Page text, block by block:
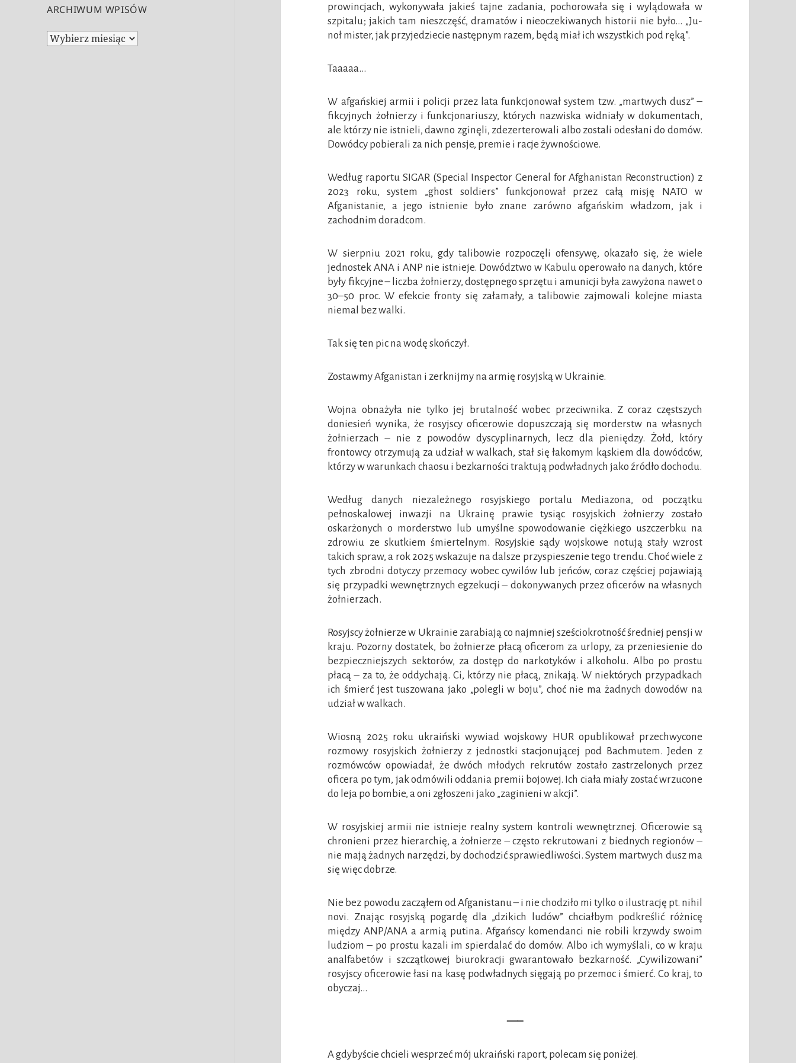
ARCHIWUM WPISÓW
Archiwum
prowincjach, wykonywała jakieś tajne zadania, pochorowała się i wylądowała w
szpitalu; jakich tam nieszczęść, dramatów i nieoczekiwanych historii nie było… „Ju-
noł mister, jak przyjedziecie następnym razem, będą miał ich wszystkich pod ręką”.
Taaaaa…
W afgańskiej armii i policji przez lata funkcjonował system tzw. „martwych dusz” –
fikcyjnych żołnierzy i funkcjonariuszy, których nazwiska widniały w dokumentach,
ale którzy nie istnieli, dawno zginęli, zdezerterowali albo zostali odesłani do domów.
Dowódcy pobierali za nich pensje, premie i racje żywnościowe.
Według raportu SIGAR (Special Inspector General for Afghanistan Reconstruction) z
2023 roku, system „ghost soldiers” funkcjonował przez całą misję NATO w
Afganistanie, a jego istnienie było znane zarówno afgańskim władzom, jak i
zachodnim doradcom.
W sierpniu 2021 roku, gdy talibowie rozpoczęli ofensywę, okazało się, że wiele
jednostek ANA i ANP nie istnieje. Dowództwo w Kabulu operowało na danych, które
były fikcyjne – liczba żołnierzy, dostępnego sprzętu i amunicji była zawyżona nawet o
30–50 proc. W efekcie fronty się załamały, a talibowie zajmowali kolejne miasta
niemal bez walki.
Tak się ten pic na wodę skończył.
Zostawmy Afganistan i zerknijmy na armię rosyjską w Ukrainie.
Wojna obnażyła nie tylko jej brutalność wobec przeciwnika. Z coraz częstszych
doniesień wynika, że rosyjscy oficerowie dopuszczają się morderstw na własnych
żołnierzach – nie z powodów dyscyplinarnych, lecz dla pieniędzy. Żołd, który
frontowcy otrzymują za udział w walkach, stał się łakomym kąskiem dla dowódców,
którzy w warunkach chaosu i bezkarności traktują podwładnych jako źródło dochodu.
Według danych niezależnego rosyjskiego portalu Mediazona, od początku
pełnoskalowej inwazji na Ukrainę prawie tysiąc rosyjskich żołnierzy zostało
oskarżonych o morderstwo lub umyślne spowodowanie ciężkiego uszczerbku na
zdrowiu ze skutkiem śmiertelnym. Rosyjskie sądy wojskowe notują stały wzrost
takich spraw, a rok 2025 wskazuje na dalsze przyspieszenie tego trendu. Choć wiele z
tych zbrodni dotyczy przemocy wobec cywilów lub jeńców, coraz częściej pojawiają
się przypadki wewnętrznych egzekucji – dokonywanych przez oficerów na własnych
żołnierzach.
Rosyjscy żołnierze w Ukrainie zarabiają co najmniej sześciokrotność średniej pensji w
kraju. Pozorny dostatek, bo żołnierze płacą oficerom za urlopy, za przeniesienie do
bezpieczniejszych sektorów, za dostęp do narkotyków i alkoholu. Albo po prostu
płacą – za to, że oddychają. Ci, którzy nie płacą, znikają. W niektórych przypadkach
ich śmierć jest tuszowana jako „polegli w boju”, choć nie ma żadnych dowodów na
udział w walkach.
Wiosną 2025 roku ukraiński wywiad wojskowy HUR opublikował przechwycone
rozmowy rosyjskich żołnierzy z jednostki stacjonującej pod Bachmutem. Jeden z
rozmówców opowiadał, że dwóch młodych rekrutów zostało zastrzelonych przez
oficera po tym, jak odmówili oddania premii bojowej. Ich ciała miały zostać wrzucone
do leja po bombie, a oni zgłoszeni jako „zaginieni w akcji”.
W rosyjskiej armii nie istnieje realny system kontroli wewnętrznej. Oficerowie są
chronieni przez hierarchię, a żołnierze – często rekrutowani z biednych regionów –
nie mają żadnych narzędzi, by dochodzić sprawiedliwości. System martwych dusz ma
się więc dobrze.
Nie bez powodu zacząłem od Afganistanu – i nie chodziło mi tylko o ilustrację pt. nihil
novi. Znając rosyjską pogardę dla „dzikich ludów” chciałbym podkreślić różnicę
między ANP/ANA a armią putina. Afgańscy komendanci nie robili krzywdy swoim
ludziom – po prostu kazali im spierdalać do domów. Albo ich wymyślali, co w kraju
analfabetów i szczątkowej biurokracji gwarantowało bezkarność. „Cywilizowani”
rosyjscy oficerowie łasi na kasę podwładnych sięgają po przemoc i śmierć. Co kraj, to
obyczaj…
—–
A gdybyście chcieli wesprzeć mój ukraiński raport, polecam się poniżej.